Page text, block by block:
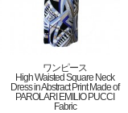
ワンピース
High Waisted Square Neck
Dress in Abstract Print Made of
PAROLARI EMILIO PUCCI
Fabric